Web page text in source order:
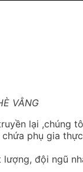
VẰNG
lại ,chúng
phụ gia
đội ngũ